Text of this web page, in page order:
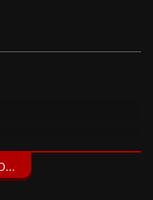
50/50), 2 sedili